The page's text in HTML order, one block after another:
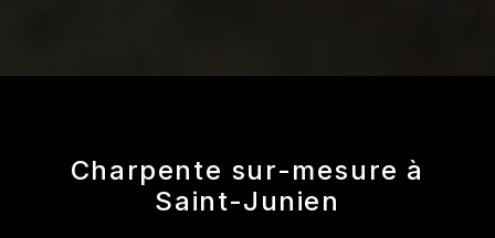
Charpente sur-mesure à
Saint-Junien